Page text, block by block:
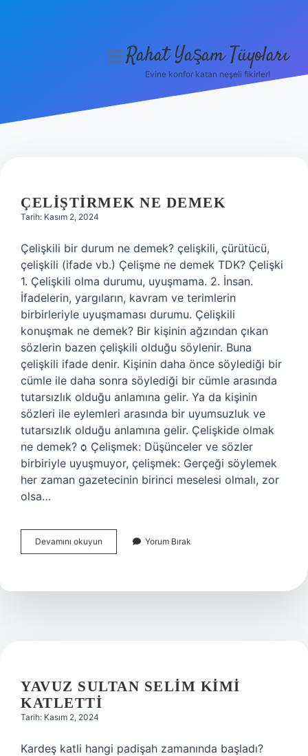
Hakkımızda
menüyü
Rahat Yaşam Tüyoları
Evine konfor katan neşeli fikirler!
YAŞAM
TÜYOLARI
YAZILAR
ÇELIŞTIRMEK NE DEMEK
Tarih: Kasım 2, 2024
Çelişkili bir durum ne demek? çelişkili, çürütücü,
çelişkili (ifade vb.) Çelişme ne demek TDK? Çelişki
1. Çelişkili olma durumu, uyuşmama. 2. İnsan.
İfadelerin, yargıların, kavram ve terimlerin
birbirleriyle uyuşmaması durumu. Çelişkili
konuşmak ne demek? Bir kişinin ağzından çıkan
sözlerin bazen çelişkili olduğu söylenir. Buna
çelişkili ifade denir. Kişinin daha önce söylediği bir
cümle ile daha sonra söylediği bir cümle arasında
tutarsızlık olduğu anlamına gelir. Ya da kişinin
sözleri ile eylemleri arasında bir uyumsuzluk ve
tutarsızlık olduğu anlamına gelir. Çelişkide olmak
ne demek? ѻ Çelişmek: Düşünceler ve sözler
birbiriyle uyuşmuyor, çelişmek: Gerçeği söylemek
her zaman gazetecinin birinci meselesi olmalı, zor
olsa…
Devamını okuyun Çeliştirmek
Ne
Yorum Bırak
YAVUZ SULTAN SELIM KIMI
KATLETTI
Tarih: Kasım 2, 2024
Kardeş katli hangi padişah zamanında başladı?